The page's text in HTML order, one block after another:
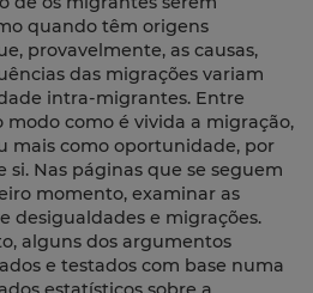
quando têm origens
provavelmente, as causas,
das migrações variam
intra-migrantes. Entre
modo como é vivida a migração,
mais como oportunidade, por
Nas páginas que se seguem
momento, examinar as
desigualdades e migrações.
alguns dos argumentos
e testados com base numa